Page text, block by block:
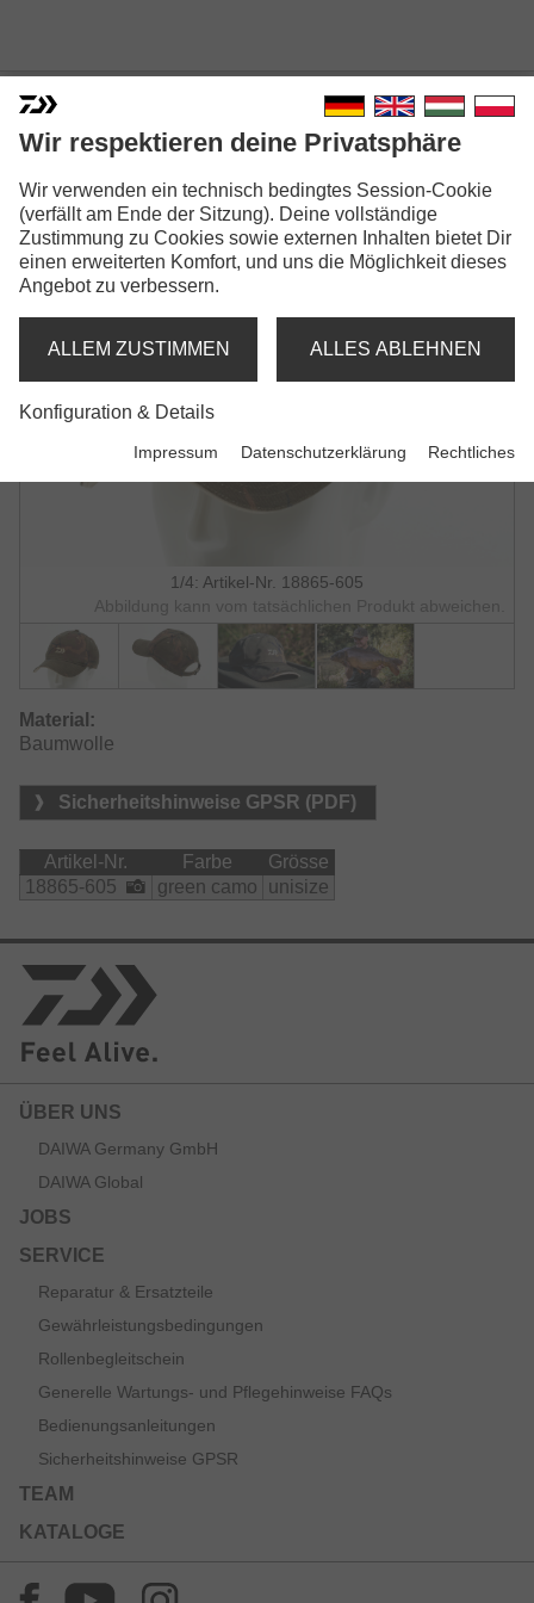
DAIWA D-VEC CARP CAMO
CAP
GREEN CAMO
1/4: Artikel-Nr. 18865-605
Abbildung kann vom tatsächlichen Produkt abweichen.
Material:
Baumwolle
Sicherheitshinweise GPSR (PDF)
Artikel-Nr. Farbe
Grösse
18865-605
green camo unisize
ÜBER UNS
DAIWA Germany GmbH
DAIWA Global
JOBS
SERVICE
Reparatur & Ersatzteile
Gewährleistungsbedingungen
Rollenbegleitschein
Generelle Wartungs- und Pflegehinweise FAQs
Bedienungsanleitungen
Sicherheitshinweise GPSR
TEAM
KATALOGE
Wir respektieren deine Privatsphäre
Wir verwenden ein technisch bedingtes Session-Cookie
(verfällt am Ende der Sitzung). Deine vollständige
Zustimmung zu Cookies sowie externen Inhalten bietet Dir
einen erweiterten Komfort, und uns die Möglichkeit dieses
Angebot zu verbessern.
ALLEM ZUSTIMMEN ALLES ABLEHNEN
Konfiguration & Details
Impressum Datenschutzerklärung Rechtliches